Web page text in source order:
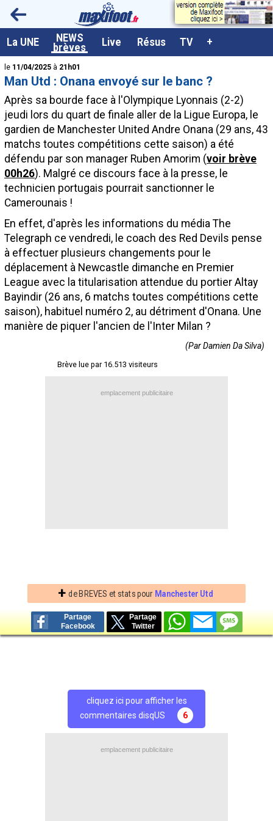
La UNE NEWS
brèves Live Résus TV +
<
le 11/04/2025 à 21h01
Man Utd : Onana envoyé sur le banc ?
Après sa bourde face à l'Olympique Lyonnais (2-2)
jeudi lors du quart de finale aller de la Ligue Europa, le
gardien de Manchester United Andre Onana (29 ans, 43
matchs toutes compétitions cette saison) a été
défendu par son manager Ruben Amorim (voir brève
00h26). Malgré ce discours face à la presse, le
technicien portugais pourrait sanctionner le
Camerounais !
En effet, d'après les informations du média The
Telegraph ce vendredi, le coach des Red Devils pense
à effectuer plusieurs changements pour le
déplacement à Newcastle dimanche en Premier
League avec la titularisation attendue du portier Altay
Bayindir (26 ans, 6 matchs toutes compétitions cette
saison), habituel numéro 2, au détriment d'Onana. Une
manière de piquer l'ancien de l'Inter Milan ?
(Par Damien Da Silva)
Brève lue par 16.513 visiteurs
emplacement publicitaire
+ de BREVES et stats pour Manchester Utd
Partage
Facebook
Partage
Twitter
cliquez ici pour afficher les
commentaires disqUS
6
emplacement publicitaire
A la UNE
Dernières brèves
Live / Matchs en direct
Résultats et Classements
Class. buteurs européens
Programme TV foot
Vidéos
Sondages
Tableau transferts L1
Taille de la police
Paramètrages / Options
Contact / Signaler un bug
Recrutement Maxifoot
Mentions légales